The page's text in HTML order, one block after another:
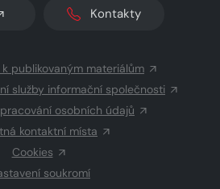
Kontakty
publikovaným materiálům
služby informační společnosti
osobních údajů
kontaktní místa
Cookies
soukromí